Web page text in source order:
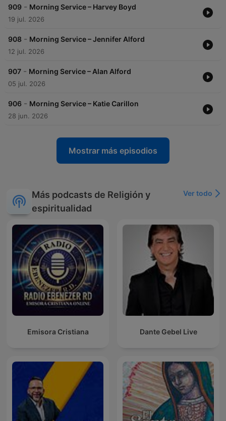
909 - Morning Service – Harvey Boyd
19 jul. 2026
908 - Morning Service – Jennifer Alford
12 jul. 2026
907 - Morning Service – Alan Alford
05 jul. 2026
906 - Morning Service – Katie Carillon
28 jun. 2026
Mostrar más episodios
Más podcasts de Religión y
espiritualidad
Ver todo
Emisora Cristiana Dante Gebel Live